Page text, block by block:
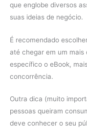
que englobe diversos
suas ideias de negócio.
É recomendado
até chegar em um mais
específico o eBook,
concorrência.
Outra dica (muito
pessoas queiram
deve conhecer o seu